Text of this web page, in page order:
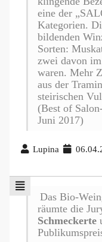
eine der
Kategorien.
bildenden
Sorten:
zwei davon
waren. Mehr
aus der
steirischen
(Best of
Juni 2017)
Lupina
Das Bio-
räumte die
Schmeckerte